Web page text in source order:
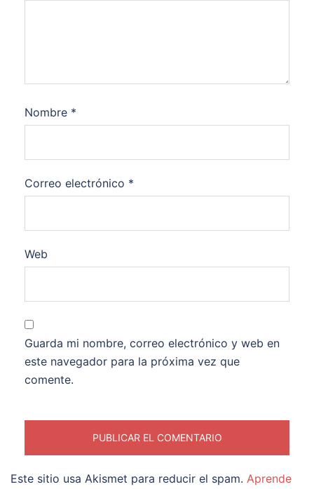
Nombre *
Correo electrónico *
Web
Guarda mi nombre, correo electrónico y web en
este navegador para la próxima vez que
comente.
Este sitio usa Akismet para reducir el spam. Aprende